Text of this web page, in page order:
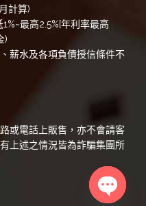
計算)
最高2.5%[年利率最高
)
薪水及各項負債授信條件不
或電話上販售，亦不會請客
上述之情況皆為詐騙集團所